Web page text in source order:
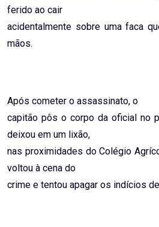
ferido ao cair
acidentalmente sobre uma faca
mãos.
Após cometer o assassinato, o
capitão pôs o corpo da oficial no
deixou em um lixão,
nas proximidades do Colégio
voltou à cena do
crime e tentou apagar os indícios